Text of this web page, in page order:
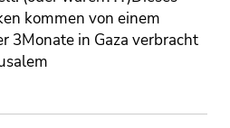
kommen von einem
3Monate in Gaza verbracht